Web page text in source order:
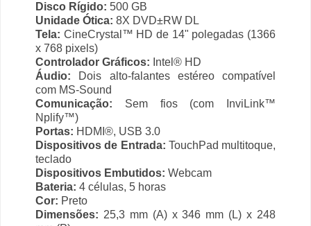
Disco Rígido: 500 GB
Unidade Ótica: 8X DVD±RW DL
Tela: CineCrystal™ HD de 14" polegadas (1366
x 768 pixels)
Controlador Gráficos: Intel® HD
Áudio: Dois alto-falantes estéreo compatível
com MS-Sound
Comunicação: Sem fios (com InviLink™
Nplify™)
Portas: HDMI®, USB 3.0
Dispositivos de Entrada: TouchPad multitoque,
teclado
Dispositivos Embutidos: Webcam
Bateria: 4 células, 5 horas
Cor: Preto
Dimensões: 25,3 mm (A) x 346 mm (L) x 248